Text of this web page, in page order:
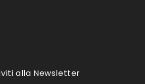
alla Newsletter